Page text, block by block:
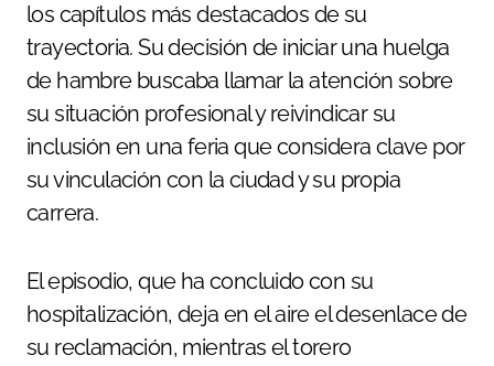
los capítulos más destacados de su
trayectoria. Su decisión de iniciar una huelga
de hambre buscaba llamar la atención sobre
su situación profesional y reivindicar su
inclusión en una feria que considera clave por
su vinculación con la ciudad y su propia
carrera.
El episodio, que ha concluido con su
hospitalización, deja en el aire el desenlace de
su reclamación, mientras el torero